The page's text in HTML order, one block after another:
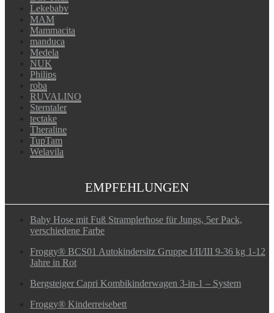
Lekebaby
MAM
Mammacita
manduca
Medela
NUK
Philips
roba
RUVALINO
Sterntaler
tectake
Theraline
TupTam
Welavila
EMPFEHLUNGEN
Baby Hose mit Fuß Stramplerhose für Jungs, 5er Pack,
verschiedene Farbe
Froggy® BCS01 Autokindersitz Gruppe I/II/III 9-36 kg 1-12
Jahre in Rot
Bergsteiger Capri Kombikinderwagen 3-in-1 – System
Froggy® Kinderreisebett